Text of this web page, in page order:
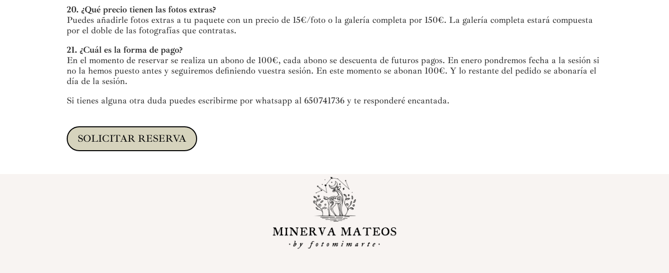
20. ¿Qué precio tienen las fotos extras?
Puedes añadirle fotos extras a tu paquete con un precio de 15€/foto o la galería completa por 150€. La galería completa estará compuesta
por el doble de las fotografías que contratas.
21. ¿Cuál es la forma de pago?
En el momento de reservar se realiza un abono de 100€, cada abono se descuenta de futuros pagos. En enero pondremos fecha a la sesión si
no la hemos puesto antes y seguiremos definiendo vuestra sesión. En este momento se abonan 100€. Y lo restante del pedido se abonaría el
día de la sesión.
Si tienes alguna otra duda puedes escribirme por whatsapp al 650741736 y te responderé encantada.
SOLICITAR RESERVA